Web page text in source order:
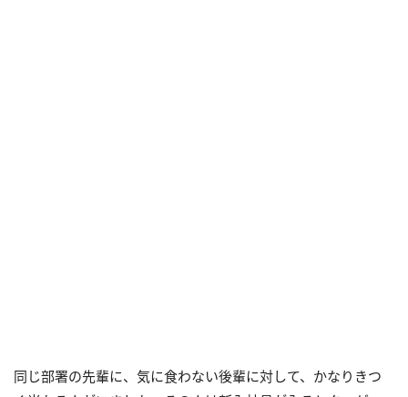
同じ部署の先輩に、気に食わない後輩に対して、かなりきつ